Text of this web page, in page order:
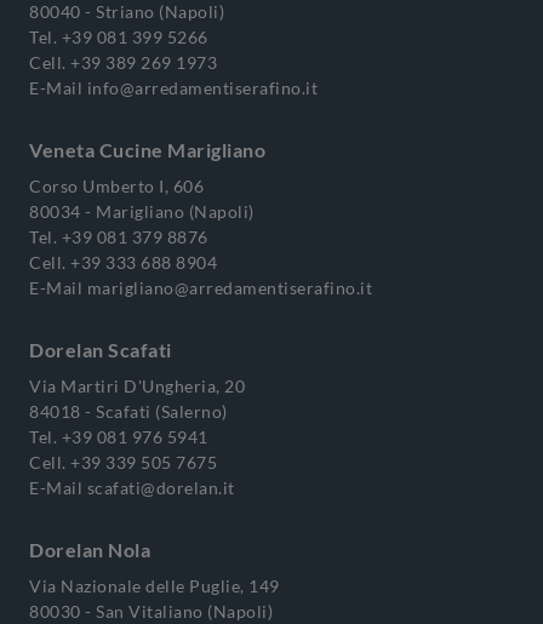
80040 - Striano (Napoli)
Tel. +39 081 399 5266
Cell. +39 389 269 1973
E-Mail info@arredamentiserafino.it
Veneta Cucine Marigliano
Corso Umberto I, 606
80034 - Marigliano (Napoli)
Tel. +39 081 379 8876
Cell. +39 333 688 8904
E-Mail marigliano@arredamentiserafino.it
Dorelan Scafati
Via Martiri D'Ungheria, 20
84018 - Scafati (Salerno)
Tel. +39 081 976 5941
Cell. +39 339 505 7675
E-Mail scafati@dorelan.it
Dorelan Nola
Via Nazionale delle Puglie, 149
80030 - San Vitaliano (Napoli)